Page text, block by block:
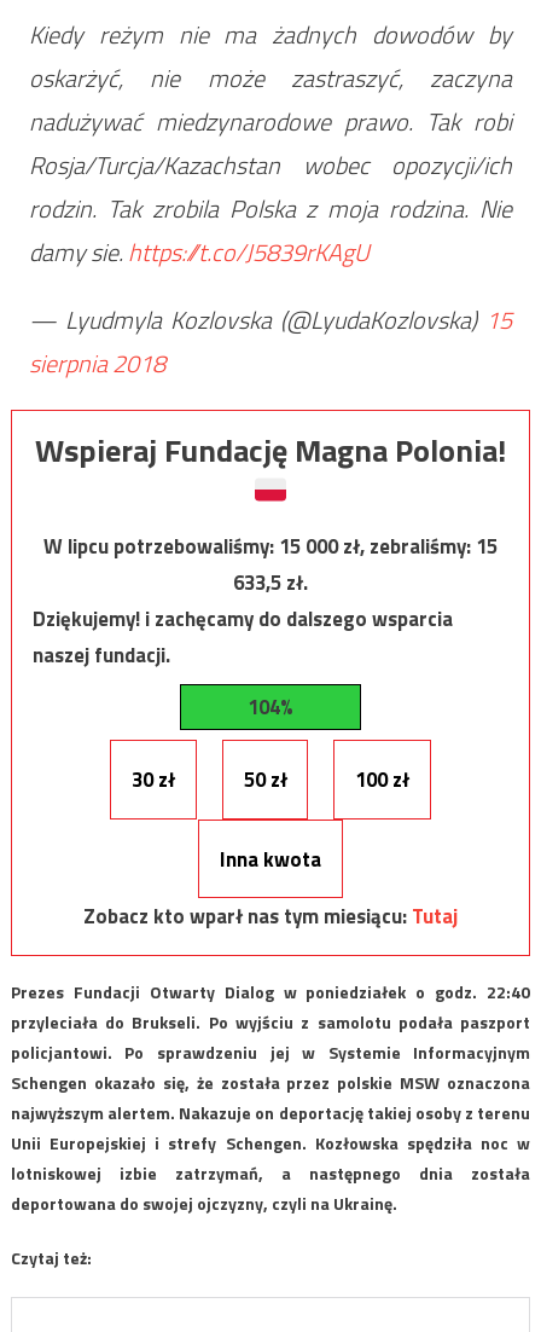
Kiedy reżym nie ma żadnych dowodów by
oskarżyć, nie może zastraszyć, zaczyna
nadużywać miedzynarodowe prawo. Tak robi
Rosja/Turcja/Kazachstan wobec opozycji/ich
rodzin. Tak zrobila Polska z moja rodzina. Nie
damy sie.https://t.co/J5839rKAgU
— Lyudmyla Kozlovska (@LyudaKozlovska) 15
sierpnia 2018
Wspieraj Fundację Magna Polonia!
W lipcu potrzebowaliśmy:15 000zł, zebraliśmy:15
633,5zł.
Dziękujemy! i zachęcamy do dalszego wsparcia
naszej fundacji.
104%
30 zł 50 zł 100 zł
Inna kwota
Zobacz kto wparł nas tym miesiącu:Tutaj
Prezes Fundacji Otwarty Dialog w poniedziałek o godz. 22:40
przyleciała do Brukseli. Po wyjściu z samolotu podała paszport
policjantowi. Po sprawdzeniu jej w Systemie Informacyjnym
Schengen okazało się, że została przez polskie MSW oznaczona
najwyższym alertem. Nakazuje on deportację takiej osoby z terenu
Unii Europejskiej i strefy Schengen. Kozłowska spędziła noc w
lotniskowej izbie zatrzymań, a następnego dnia została
deportowana do swojej ojczyzny, czyli na Ukrainę.
Czytaj też: